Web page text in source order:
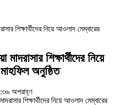
শিক্ষার্থীদের নিয়ে আওলাদ মেম্বারের
শিক্ষার্থীদের নিয়ে
অনুষ্ঠিত
অপরাহ্ণ